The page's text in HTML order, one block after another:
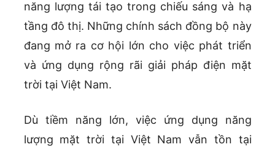
năng lượng tái tạo trong chiếu sáng và hạ
tầng đô thị. Những chính sách đồng bộ này
đang mở ra cơ hội lớn cho việc phát triển
và ứng dụng rộng rãi giải pháp điện mặt
trời tại Việt Nam.
Dù tiềm năng lớn, việc ứng dụng năng
lượng mặt trời tại Việt Nam vẫn tồn tại